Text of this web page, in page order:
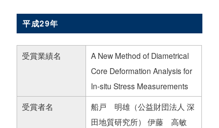
平成29年
受賞業績名
A New Method of Diametrical
Core Deformation Analysis for
In-situ Stress Measurements
受賞者名
船戸 明雄（公益財団法人 深
田地質研究所） 伊藤 高敏